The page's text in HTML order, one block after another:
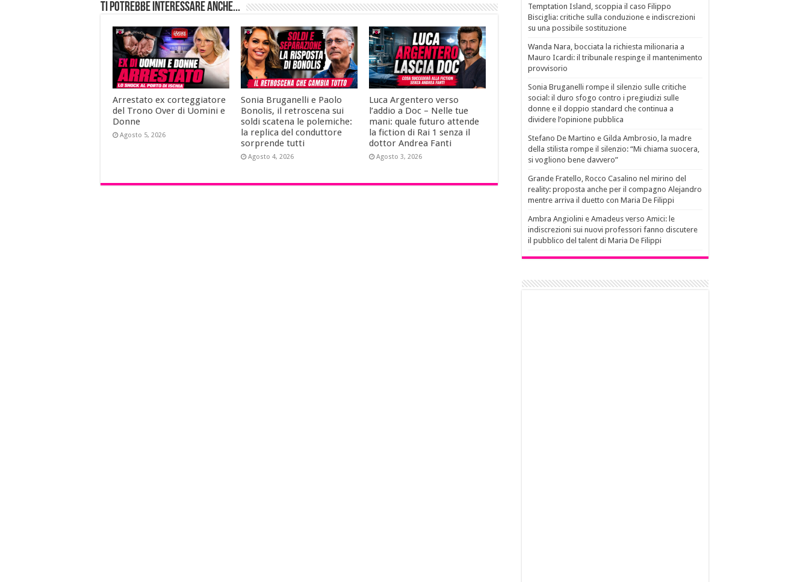
Ti potrebbe interessare anche...
Arrestato ex corteggiatore
del Trono Over di Uomini e
Donne
Agosto 5, 2026
Sonia Bruganelli e Paolo
Bonolis, il retroscena sui
soldi scatena le polemiche:
la replica del conduttore
sorprende tutti
Agosto 4, 2026
Luca Argentero verso
l’addio a Doc – Nelle tue
mani: quale futuro attende
la fiction di Rai 1 senza il
dottor Andrea Fanti
Agosto 3, 2026
Temptation Island, scoppia il caso Filippo
Bisciglia: critiche sulla conduzione e indiscrezioni
su una possibile sostituzione
Wanda Nara, bocciata la richiesta milionaria a
Mauro Icardi: il tribunale respinge il mantenimento
provvisorio
Sonia Bruganelli rompe il silenzio sulle critiche
social: il duro sfogo contro i pregiudizi sulle
donne e il doppio standard che continua a
dividere l’opinione pubblica
Stefano De Martino e Gilda Ambrosio, la madre
della stilista rompe il silenzio: “Mi chiama suocera,
si vogliono bene davvero”
Grande Fratello, Rocco Casalino nel mirino del
reality: proposta anche per il compagno Alejandro
mentre arriva il duetto con Maria De Filippi
Ambra Angiolini e Amadeus verso Amici: le
indiscrezioni sui nuovi professori fanno discutere
il pubblico del talent di Maria De Filippi